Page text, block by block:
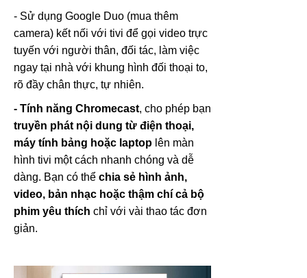
- Sử dụng Google Duo (mua thêm
camera) kết nối với tivi để gọi video trực
tuyến với người thân, đối tác, làm việc
ngay tại nhà với khung hình đối thoại to,
rõ đầy chân thực, tự nhiên.
- Tính năng Chromecast, cho phép bạn
truyền phát nội dung từ điện thoại,
máy tính bảng hoặc laptop lên màn
hình tivi một cách nhanh chóng và dễ
dàng. Bạn có thể chia sẻ hình ảnh,
video, bản nhạc hoặc thậm chí cả bộ
phim yêu thích chỉ với vài thao tác đơn
giản.